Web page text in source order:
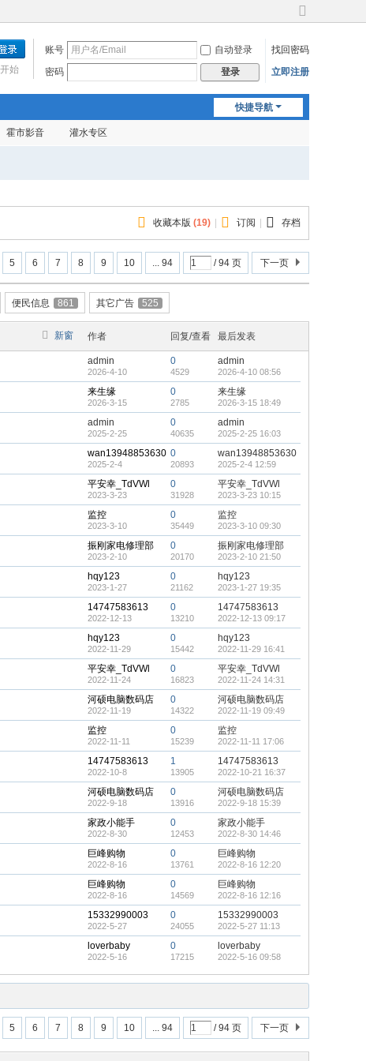
切
到
宽
账号 自动登录
找回密码
密码
登录 立即注册
始
快捷导航
霍市影音 灌水专区
收藏本版 (19) 订阅 存档
5 6 7 8 9 10 ... 94 / 94 页 下一页
便民信息 861 其它广告 525
新窗 作者 回复/查看 最后发表
admin
2026-4-10
0
4529
admin
2026-4-10 08:56
来生缘
2026-3-15
0
2785
来生缘
2026-3-15 18:49
admin
2025-2-25
0
40635
admin
2025-2-25 16:03
wan13948853630
2025-2-4
0
20893
wan13948853630
2025-2-4 12:59
平安幸_TdVWl
2023-3-23
0
31928
平安幸_TdVWl
2023-3-23 10:15
监控
2023-3-10
0
35449
监控
2023-3-10 09:30
振刚家电修理部
2023-2-10
0
20170
振刚家电修理部
2023-2-10 21:50
hqy123
2023-1-27
0
21162
hqy123
2023-1-27 19:35
14747583613
2022-12-13
0
13210
14747583613
2022-12-13 09:17
hqy123
2022-11-29
0
15442
hqy123
2022-11-29 16:41
平安幸_TdVWl
2022-11-24
0
16823
平安幸_TdVWl
2022-11-24 14:31
河硕电脑数码店
2022-11-19
0
14322
河硕电脑数码店
2022-11-19 09:49
监控
2022-11-11
0
15239
监控
2022-11-11 17:06
14747583613
2022-10-8
1
13905
14747583613
2022-10-21 16:37
河硕电脑数码店
2022-9-18
0
13916
河硕电脑数码店
2022-9-18 15:39
家政小能手
2022-8-30
0
12453
家政小能手
2022-8-30 14:46
巨峰购物
2022-8-16
0
13761
巨峰购物
2022-8-16 12:20
巨峰购物
2022-8-16
0
14569
巨峰购物
2022-8-16 12:16
15332990003
2022-5-27
0
24055
15332990003
2022-5-27 11:13
loverbaby
2022-5-16
0
17215
loverbaby
2022-5-16 09:58
5 6 7 8 9 10 ... 94 / 94 页 下一页